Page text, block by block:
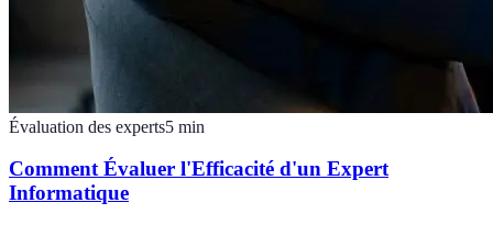
Évaluation des experts5 min
Comment Évaluer l'Efficacité d'un Expert
Informatique